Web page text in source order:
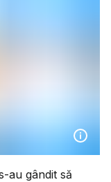
au gândit să